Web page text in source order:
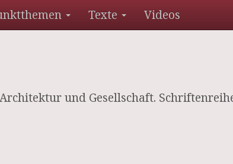
Texte Videos
und Gesellschaft.